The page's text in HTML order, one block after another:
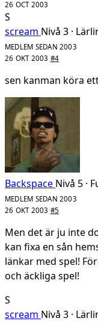
26 OCT 2003
S
scream Nivå 3 ·
MEDLEM SEDAN 2003
26 OKT 2003 #4
sen kanman köra
Backspace Nivå 5 ·
MEDLEM SEDAN 2003
26 OKT 2003 #5
Men det är ju inte
kan fixa en sån
länkar med spel!
och äckliga spel!
S
scream Nivå 3 ·